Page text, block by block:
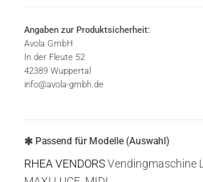
Angaben zur Produktsicherheit:
Avola GmbH
In der Fleute 52
42389 Wuppertal
info@avola-gmbh.de
Passend für Modelle (Auswahl)
RHEA VENDORSVendingmaschine